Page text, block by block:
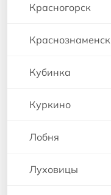
Красногорск
Краснознаменск
Кубинка
Куркино
Лобня
Луховицы